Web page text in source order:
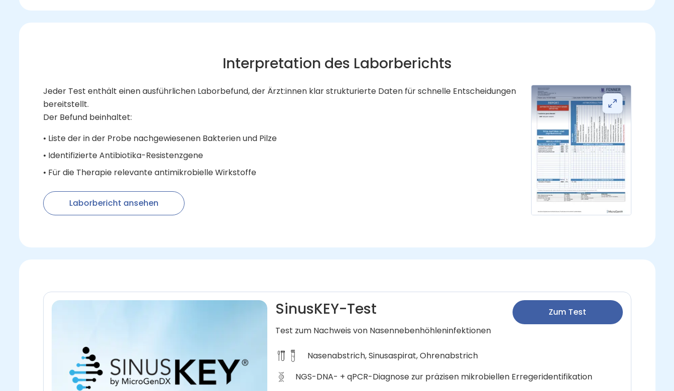
Interpretation des Laborberichts
Jeder Test enthält einen ausführlichen Laborbefund, der Ärzt:innen klar strukturierte Daten für schnelle Entscheidungen
bereitstellt.
Der Befund beinhaltet:
• Liste der in der Probe nachgewiesenen Bakterien und Pilze
• Identifizierte Antibiotika-Resistenzgene
• Für die Therapie relevante antimikrobielle Wirkstoffe
Laborbericht ansehen
SinusKEY-Test
Test zum Nachweis von Nasennebenhöhleninfektionen
Zum Test
Nasenabstrich, Sinusaspirat, Ohrenabstrich
NGS-DNA- + qPCR-Diagnose zur präzisen mikrobiellen Erregeridentifikation